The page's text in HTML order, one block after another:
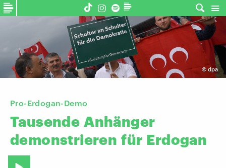
© dpa
Pro-Erdogan-Demo
Tausende Anhänger
demonstrieren für Erdogan